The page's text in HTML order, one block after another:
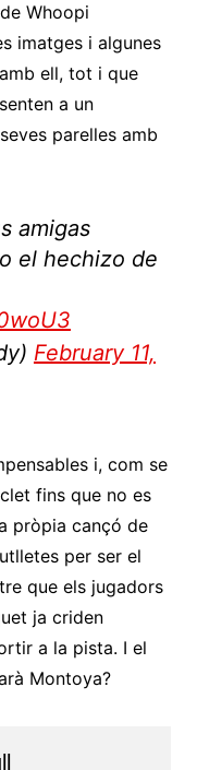
Whoopi
imatges i algunes
ell, tot i que
a un
parelles amb
amigas
el hechizo de
February 11,
i, com se
fins que no es
pròpia cançó de
per ser el
que els jugadors
ja criden
a la pista. I el
Montoya?